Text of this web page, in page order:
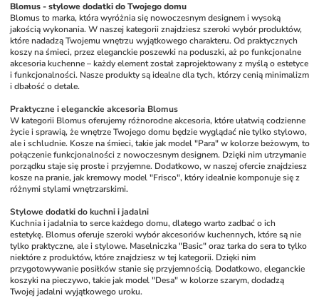
Blomus - stylowe dodatki do Twojego domu
Blomus to marka, która wyróżnia się nowoczesnym designem i wysoką
jakością wykonania. W naszej kategorii znajdziesz szeroki wybór produktów,
które nadadzą Twojemu wnętrzu wyjątkowego charakteru. Od praktycznych
koszy na śmieci, przez eleganckie poszewki na poduszki, aż po funkcjonalne
akcesoria kuchenne – każdy element został zaprojektowany z myślą o estetyce
i funkcjonalności. Nasze produkty są idealne dla tych, którzy cenią minimalizm
i dbałość o detale.
Praktyczne i eleganckie akcesoria Blomus
W kategorii Blomus oferujemy różnorodne akcesoria, które ułatwią codzienne
życie i sprawią, że wnętrze Twojego domu będzie wyglądać nie tylko stylowo,
ale i schludnie. Kosze na śmieci, takie jak model "Para" w kolorze beżowym, to
połączenie funkcjonalności z nowoczesnym designem. Dzięki nim utrzymanie
porządku staje się proste i przyjemne. Dodatkowo, w naszej ofercie znajdziesz
kosze na pranie, jak kremowy model "Frisco", który idealnie komponuje się z
różnymi stylami wnętrzarskimi.
Stylowe dodatki do kuchni i jadalni
Kuchnia i jadalnia to serce każdego domu, dlatego warto zadbać o ich
estetykę. Blomus oferuje szeroki wybór akcesoriów kuchennych, które są nie
tylko praktyczne, ale i stylowe. Maselniczka "Basic" oraz tarka do sera to tylko
niektóre z produktów, które znajdziesz w tej kategorii. Dzięki nim
przygotowywanie posiłków stanie się przyjemnością. Dodatkowo, eleganckie
koszyki na pieczywo, takie jak model "Desa" w kolorze szarym, dodadzą
Twojej jadalni wyjątkowego uroku.